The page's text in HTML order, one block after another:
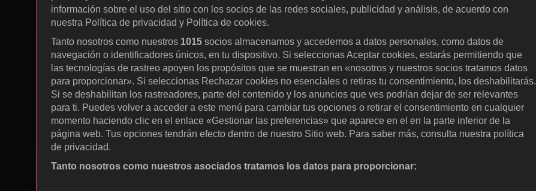
información sobre el uso del sitio con los socios de las redes sociales, publicidad y análisis, de acuerdo con
nuestra Política de privacidad y Política de cookies.
Tanto nosotros como nuestros 1015 socios almacenamos y accedemos a datos personales, como datos de
navegación o identificadores únicos, en tu dispositivo. Si seleccionas Aceptar cookies, estarás permitiendo que
las tecnologías de rastreo apoyen los propósitos que se muestran en «nosotros y nuestros socios tratamos datos
para proporcionar». Si seleccionas Rechazar cookies no esenciales o retiras tu consentimiento, los deshabilitarás.
Si se deshabilitan los rastreadores, parte del contenido y los anuncios que ves podrían dejar de ser relevantes
para ti. Puedes volver a acceder a este menú para cambiar tus opciones o retirar el consentimiento en cualquier
momento haciendo clic en el enlace «Gestionar las preferencias» que aparece en el en la parte inferior de la
página web. Tus opciones tendrán efecto dentro de nuestro Sitio web. Para saber más, consulta nuestra política
de privacidad.
Tanto nosotros como nuestros asociados tratamos los datos para proporcionar: